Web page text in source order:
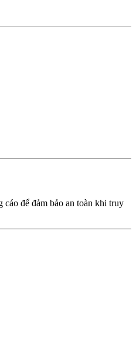
để đảm bảo an toàn khi truy